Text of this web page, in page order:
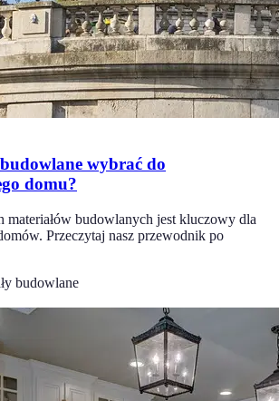
wybrać do
domu?
materiałów budowlanych jest kluczowy dla
Przeczytaj nasz przewodnik po
budowlane